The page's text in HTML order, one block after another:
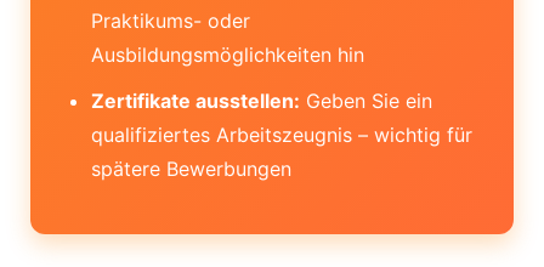
Praktikums- oder
Ausbildungsmöglichkeiten hin
Zertifikate ausstellen: Geben Sie ein
qualifiziertes Arbeitszeugnis – wichtig für
spätere Bewerbungen